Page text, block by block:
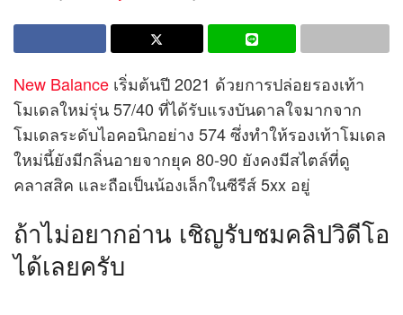
New Balance เริ่มต้นปี 2021 ด้วยการปล่อยรองเท้า
โมเดลใหม่รุ่น 57/40 ที่ได้รับแรงบันดาลใจมากจาก
โมเดลระดับไอคอนิกอย่าง 574 ซึ่งทำให้รองเท้าโมเดล
ใหม่นี้ยังมีกลิ่นอายจากยุค 80-90 ยังคงมีสไตล์ที่ดู
คลาสสิค และถือเป็นน้องเล็กในซีรีส์ 5xx อยู่
ถ้าไม่อยากอ่าน เชิญรับชมคลิปวิดีโอ
ได้เลยครับ